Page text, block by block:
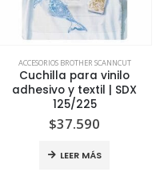
ACCESORIOS BROTHER SCANNCUT
Cuchilla para vinilo
adhesivo y textil | SDX
125/225
$37.590
LEER MÁS